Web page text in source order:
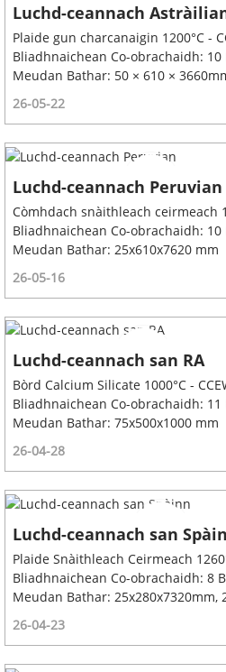
Luchd-ceannach
Plaide gun charcanaigin 1200°C -
Bliadhnaichean Co-obrachaidh: 10
Meudan Bathar: 50 × 610 ×
26-05-22
Luchd-ceannach Peruvian
Còmhdach snàithleach ceirmeach
Bliadhnaichean Co-obrachaidh: 10
Meudan Bathar: 25x610x7620 mm
26-05-16
Luchd-ceannach san RA
Bòrd Calcium Silicate 1000°C -
Bliadhnaichean Co-obrachaidh: 11
Meudan Bathar: 75x500x1000 mm
26-04-28
Luchd-ceannach san
Plaide Snàithleach Ceirmeach
Bliadhnaichean Co-obrachaidh: 8
Meudan Bathar: 25x280x7320mm,
26-04-23